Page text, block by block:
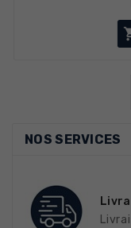
NOS SERVICES